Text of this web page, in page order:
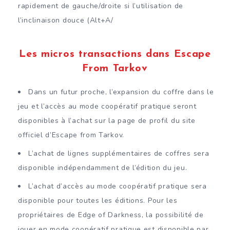
rapidement de gauche/droite si l’utilisation de
l’inclinaison douce (Alt+A/
Les micros transactions dans Escape
From Tarkov
Dans un futur proche, l’expansion du coffre dans le
jeu et l’accès au mode coopératif pratique seront
disponibles à l’achat sur la page de profil du site
officiel d’Escape from Tarkov.
L’achat de lignes supplémentaires de coffres sera
disponible indépendamment de l’édition du jeu.
L’achat d’accès au mode coopératif pratique sera
disponible pour toutes les éditions. Pour les
propriétaires de Edge of Darkness, la possibilité de